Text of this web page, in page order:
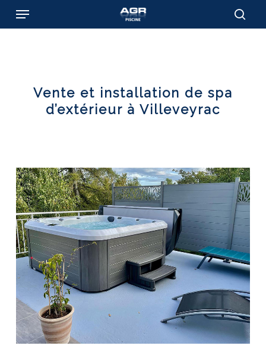
Menu
Vente et installation de spa
d’extérieur à Villeveyrac